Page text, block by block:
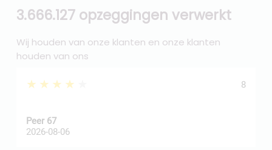
3.666.127 opzeggingen verwerkt
Wij houden van onze klanten en onze klanten
houden van ons
★★★★★ 8
Peer 67
2026-08-06